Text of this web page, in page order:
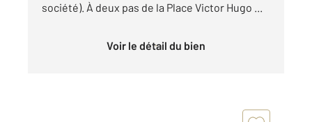
société). À deux pas de la Place Victor Hugo ...
Voir le détail du bien